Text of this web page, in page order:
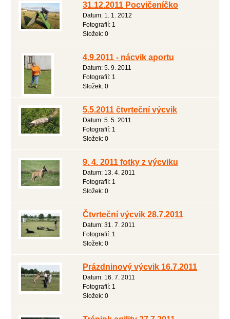
31.12.2011 Pocvičeníčko
Datum: 1. 1. 2012
Fotografií: 1
Složek: 0
4.9.2011 - nácvik aportu
Datum: 5. 9. 2011
Fotografií: 1
Složek: 0
5.5.2011 čtvrteční výcvik
Datum: 5. 5. 2011
Fotografií: 1
Složek: 0
9. 4. 2011 fotky z výcviku
Datum: 13. 4. 2011
Fotografií: 1
Složek: 0
Čtvrteční výcvik 28.7.2011
Datum: 31. 7. 2011
Fotografií: 1
Složek: 0
Prázdninový výcvik 16.7.2011
Datum: 16. 7. 2011
Fotografií: 1
Složek: 0